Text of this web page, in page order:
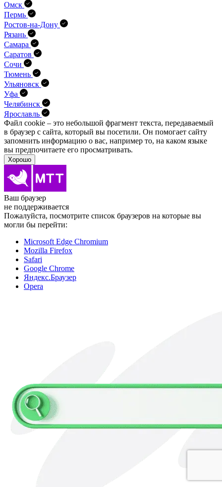
Омск
Пермь
Ростов-на-Дону
Рязань
Самара
Саратов
Сочи
Тюмень
Ульяновск
Уфа
Челябинск
Ярославль
Файл cookie – это небольшой фрагмент текста, передава­емый
в браузер с сайта, который вы посетили. Он помо­гает сайту
запомнить информацию о вас, например то, на каком языке
вы предпочитаете его просматривать.
Хорошо
Ваш браузер
не поддерживается
Пожалуйста, посмотрите список браузеров на которые вы
могли бы перейти:
Microsoft Edge Chromium
Mozilla Firefox
Safari
Google Chrome
Яндекс.Браузер
Opera